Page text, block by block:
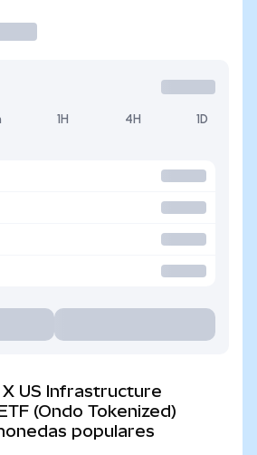
1H 4H 1D
US Infrastructure
(Ondo Tokenized)
populares